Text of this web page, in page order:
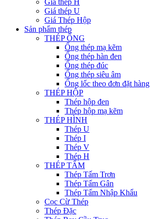
Giá thép H
Giá thép U
Giá Thép Hộp
Sản phẩm thép
THÉP ỐNG
Ống thép mạ kẽm
Ống thép hàn đen
Ống thép đúc
Ống thép siêu âm
Ống lốc theo đơn đặt hàng
THÉP HỘP
Thép hộp đen
Thép hộp mạ kẽm
THÉP HÌNH
Thép U
Thép I
Thép V
Thép H
THÉP TẤM
Thép Tấm Trơn
Thép Tấm Gân
Thép Tấm Nhập Khẩu
Cọc Cừ Thép
Thép Đặc